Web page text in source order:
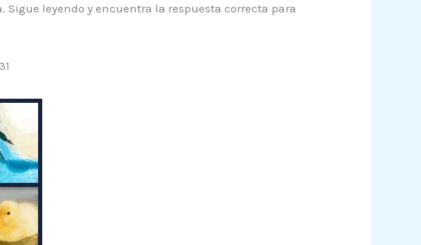
Sigue leyendo y encuentra la respuesta correcta para